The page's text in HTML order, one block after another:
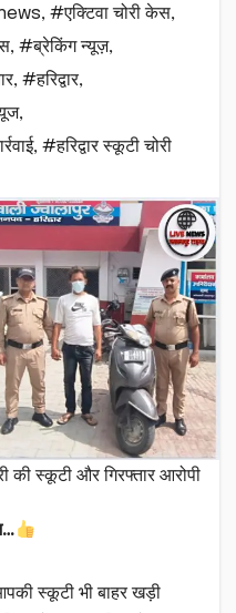
, #एक्टिवा चोरी केस,
, #ब्रेकिंग न्यूज़,
, #हरिद्वार,
,
, #हरिद्वार स्कूटी चोरी
की स्कूटी और गिरफ्तार आरोपी
स्कूटी भी बाहर खड़ी